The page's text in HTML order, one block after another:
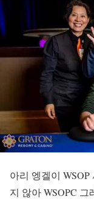
아리 엥겔이
지 않아 WSOPC